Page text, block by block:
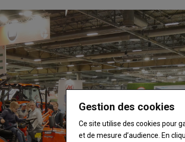
Gestion des cookies
Ce site utilise des cookies pour
et de mesure d’audience. En